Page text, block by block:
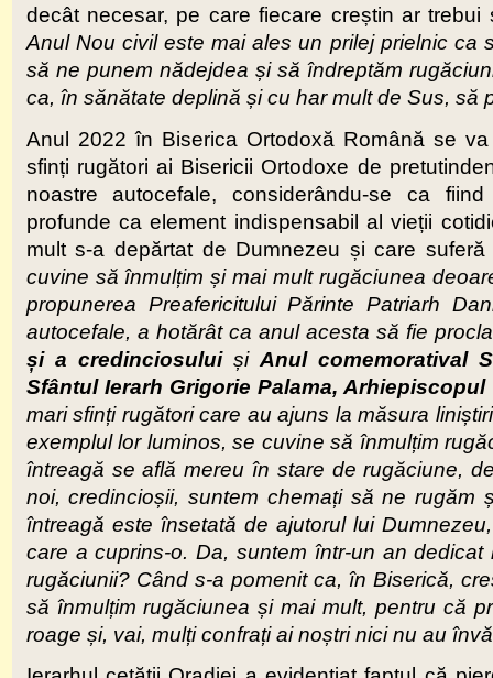
decât necesar, pe care fiecare creștin ar
Anul Nou civil este mai ales un prilej prielnic
să ne punem nădejdea și să îndreptăm
ca, în sănătate deplină și cu har mult de Sus,
Anul 2022 în Biserica Ortodoxă Română se
sfinți rugători ai Bisericii Ortodoxe de
noastre autocefale, considerându-se ca
profunde ca element indispensabil al vieții
mult s-a depărtat de Dumnezeu și care
cuvine să înmulțim și mai mult rugăciunea
propunerea Preafericitului Părinte Patriarh
autocefale, a hotărât ca anul acesta să fie
și a credinciosuluiși Anul comemoratival
Sfântul Ierarh Grigorie Palama,
mari sfinți rugători care au ajuns la măsura
exemplul lor luminos, se cuvine să înmulțim
întreagă se află mereu în stare de rugăciune,
noi, credincioșii, suntem chemați să ne
întreagă este însetată de ajutorul lui
care a cuprins-o. Da, suntem într-un an
rugăciunii? Când s-a pomenit ca, în Biserică,
să înmulțim rugăciunea și mai mult, pentru că
roage și, vai, mulți confrați ai noștri nici nu au